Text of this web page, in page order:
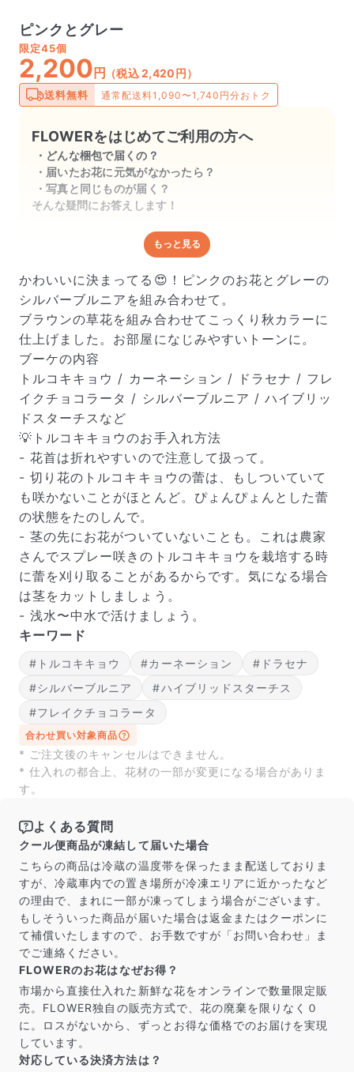
ピンクとグレー
限定45個
2,200 円 （税込 2,420円）
送料無料 通常配送料1,090〜1,740円分おトク
FLOWERをはじめてご利用の方へ
どんな梱包で届くの？
届いたお花に元気がなかったら？
写真と同じものが届く？
そんな疑問にお答えします！
どんな梱包で届くの？
出荷前に水揚げ（花が水を吸いやすくなる処理）を施
し、専用ボックスに丁寧に梱包してお届けしています。
きゅっとまとめられて一見窮屈そうに見えますが、輸送
中の衝撃による折れや擦れを軽減する効果があります。
届いたお花に元気がなかったら？
もし届いたお花に「枯れている」「折れている」などの
不備があった場合は、些細なことでもお気軽にサポート
までご連絡ください。ご返金にて補償いたします。
写真と同じものが届く？
商品ページに掲載している写真は、実際にお届けする商
品を撮影したものです。お花は生き物なので、どうして
も色味やサイズ・咲き方に個体差はありますが、できる
だけ写真のイメージに近いものをお届けできるように人
もっと見る
かわいいに決まってる😍！ピンクのお花とグレーの
シルバーブルニアを組み合わせて。
ブラウンの草花を組み合わせてこっくり秋カラーに
仕上げました。お部屋になじみやすいトーンに。
ブーケの内容
トルコキキョウ / カーネーション / ドラセナ / フレ
イクチョコラータ / シルバーブルニア / ハイブリッ
ドスターチスなど
💡トルコキキョウのお手入れ方法
- 花首は折れやすいので注意して扱って。
- 切り花のトルコキキョウの蕾は、もしついていて
も咲かないことがほとんど。ぴょんぴょんとした蕾
の状態をたのしんで。
- 茎の先にお花がついていないことも。これは農家
さんでスプレー咲きのトルコキキョウを栽培する時
に蕾を刈り取ることがあるからです。気になる場合
は茎をカットしましょう。
- 浅水〜中水で活けましょう。
キーワード
#トルコキキョウ #カーネーション
#ドラセナ
#シルバーブルニア
#ハイブリッドスターチス
#フレイクチョコラータ
合わせ買い対象商品
* ご注文後のキャンセルはできません。
* 仕入れの都合上、花材の一部が変更になる場合がありま
す。
よくある質問
クール便商品が凍結して届いた場合
こちらの商品は冷蔵の温度帯を保ったまま配送しておりま
すが、冷蔵車内での置き場所が冷凍エリアに近かったなど
の理由で、まれに一部が凍ってしまう場合がございます。
もしそういった商品が届いた場合は返金またはクーポンに
て補償いたしますので、お手数ですが「お問い合わせ」ま
でご連絡ください。
FLOWERのお花はなぜお得？
市場から直接仕入れた新鮮な花をオンラインで数量限定販
売。FLOWER独自の販売方式で、花の廃棄を限りなく０
に。ロスがないから、ずっとお得な価格でのお届けを実現
しています。
対応している決済方法は？